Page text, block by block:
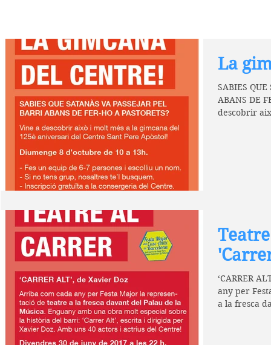
La
SABIES QUE
ABANS DE
descobrir
‘CARRER
any per
a la fresca